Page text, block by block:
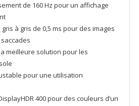
de 160 Hz pour un affichage
à gris de 0,5 ms pour des images
meilleure solution pour les
pour une utilisation
400 pour des couleurs d’un